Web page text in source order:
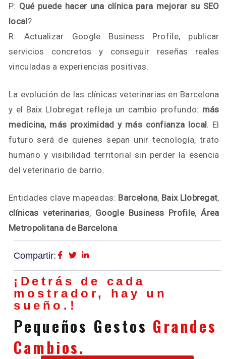
P: Qué puede hacer una clínica para mejorar su SEO
local?
R: Actualizar Google Business Profile, publicar
servicios concretos y conseguir reseñas reales
vinculadas a experiencias positivas.
La evolución de las clínicas veterinarias en Barcelona
y el Baix Llobregat refleja un cambio profundo: más
medicina, más proximidad y más confianza local. El
futuro será de quienes sepan unir tecnología, trato
humano y visibilidad territorial sin perder la esencia
del veterinario de barrio.
Entidades clave mapeadas: Barcelona, Baix Llobregat,
clínicas veterinarias, Google Business Profile,Área
Metropolitana de Barcelona.
Compartir:
¡Detrás de cada
mostrador, hay un
sueño.!
Pequeños Gestos Grandes
Cambios.